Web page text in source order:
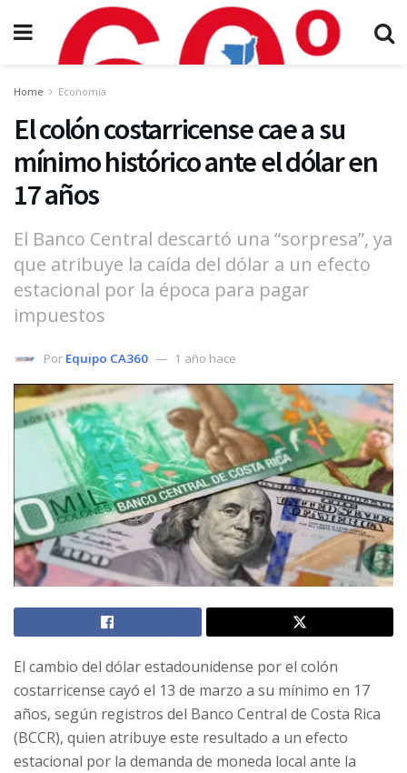
Home Economía
El colón costarricense cae a su
mínimo histórico ante el dólar en
17 años
El Banco Central descartó una “sorpresa”, ya
que atribuye la caída del dólar a un efecto
estacional por la época para pagar
impuestos
Por Equipo CA360 1 año hace
El cambio del dólar estadounidense por el colón
costarricense cayó el 13 de marzo a su mínimo en 17
años, según registros del Banco Central de Costa Rica
(BCCR), quien atribuye este resultado a un efecto
estacional por la demanda de moneda local ante la